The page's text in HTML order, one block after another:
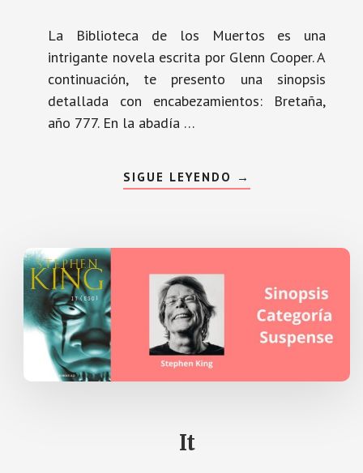
La Biblioteca de los Muertos es una
intrigante novela escrita por Glenn Cooper. A
continuación, te presento una sinopsis
detallada con encabezamientos: Bretaña,
año 777. En la abadía …
SIGUE LEYENDO ACERCA
DE
MUERTOS
→
It